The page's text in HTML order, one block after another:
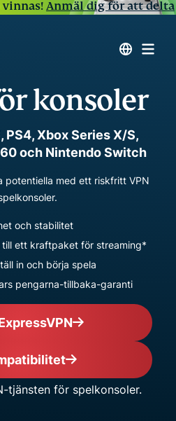
vinnas!Anmäl dig för att delta
konsoler
PS4, Xbox Series X/S,
och Nintendo Switch
potentiella med ett riskfritt VPN
och stabilitet
till ett kraftpaket för streaming*
in och börja spela
pengarna-tillbaka-garanti